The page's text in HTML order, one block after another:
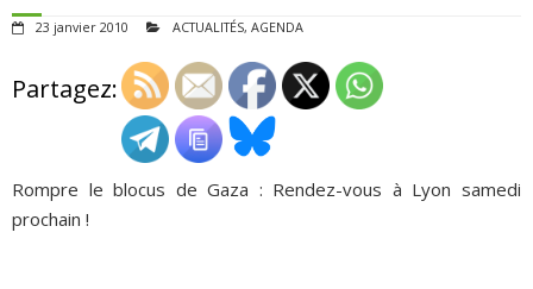
QUI SOMMES-NOUS ?
ADHÉSIONS, DONS, CONTACT
23 janvier 2010 ACTUALITÉS, AGENDA
Partagez:
Rompre le blocus de Gaza : Rendez-vous à Lyon samedi
prochain !